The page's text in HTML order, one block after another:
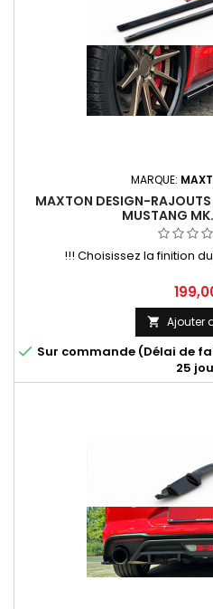
MARQUE:
MAXTON DESIGN-RAJOUTS
MUSTANG
!!! Choisissez la finition
Prix
 Ajouter
 Sur commande (Délai de
25